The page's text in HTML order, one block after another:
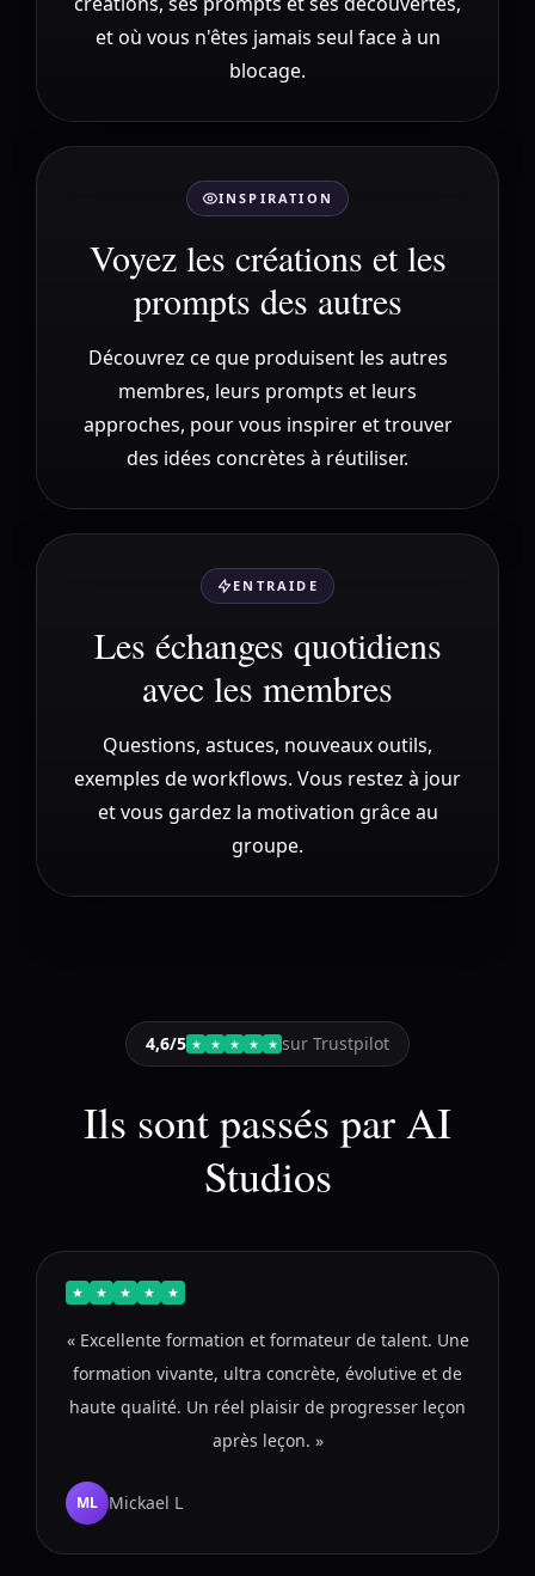
et où vous n'êtes jamais seul face à un
blocage.
INSPIRATION
Voyez les créations et les
prompts des autres
Découvrez ce que produisent les autres
membres, leurs prompts et leurs
approches, pour vous inspirer et trouver
des idées concrètes à réutiliser.
ENTRAIDE
Les échanges quotidiens
avec les membres
Questions, astuces, nouveaux outils,
exemples de workflows. Vous restez à jour
et vous gardez la motivation grâce au
groupe.
4,6/5 ★ ★ ★ ★ ★ sur Trustpilot
Ils sont passés par AI
Studios
★ ★ ★ ★ ★
« Excellente formation et formateur de talent. Une
formation vivante, ultra concrète, évolutive et de
haute qualité. Un réel plaisir de progresser leçon
après leçon. »
ML Mickael L